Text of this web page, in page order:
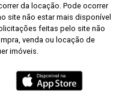
da locação. Pode ocorrer
site não estar mais disponível
feitas pelo site não
venda ou locação de
imóveis.